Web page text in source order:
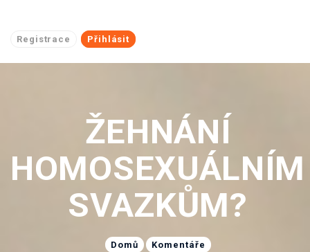
Registrace Přihlásit
ŽEHNÁNÍ
HOMOSEXUÁLNÍM
SVAZKŮM?
Domů Komentáře